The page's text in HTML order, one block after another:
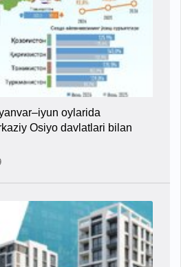
oylarida
Osiyo davlatlari bilan